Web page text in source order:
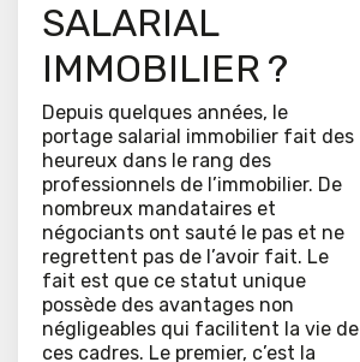
SALARIAL
IMMOBILIER ?
Depuis quelques années, le
portage salarial immobilier fait des
heureux dans le rang des
professionnels de l’immobilier. De
nombreux mandataires et
négociants ont sauté le pas et ne
regrettent pas de l’avoir fait. Le
fait est que ce statut unique
possède des avantages non
négligeables qui facilitent la vie de
ces cadres. Le premier, c’est la